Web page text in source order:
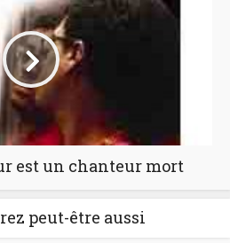
est un chanteur mort
peut-être aussi